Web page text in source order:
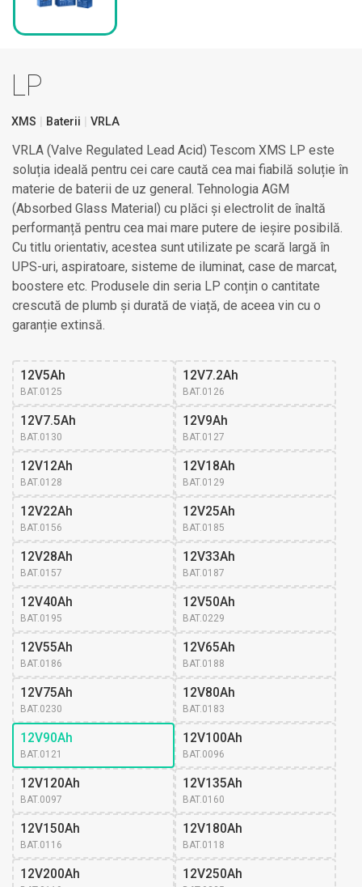
LP
XMS Baterii VRLA
VRLA (Valve Regulated Lead Acid) Tescom XMS LP este
soluția ideală pentru cei care caută cea mai fiabilă soluție în
materie de baterii de uz general. Tehnologia AGM
(Absorbed Glass Material) cu plăci și electrolit de înaltă
performanță pentru cea mai mare putere de ieșire posibilă.
Cu titlu orientativ, acestea sunt utilizate pe scară largă în
UPS-uri, aspiratoare, sisteme de iluminat, case de marcat,
boostere etc. Produsele din seria LP conțin o cantitate
crescută de plumb și durată de viață, de aceea vin cu o
garanție extinsă.
12V5Ah
BAT.0125
12V7.2Ah
BAT.0126
12V7.5Ah
BAT.0130
12V9Ah
BAT.0127
12V12Ah
BAT.0128
12V18Ah
BAT.0129
12V22Ah
BAT.0156
12V25Ah
BAT.0185
12V28Ah
BAT.0157
12V33Ah
BAT.0187
12V40Ah
BAT.0195
12V50Ah
BAT.0229
12V55Ah
BAT.0186
12V65Ah
BAT.0188
12V75Ah
BAT.0230
12V80Ah
BAT.0183
12V90Ah
BAT.0121
12V100Ah
BAT.0096
12V120Ah
BAT.0097
12V135Ah
BAT.0160
12V150Ah
BAT.0116
12V180Ah
BAT.0118
12V200Ah 12V250Ah